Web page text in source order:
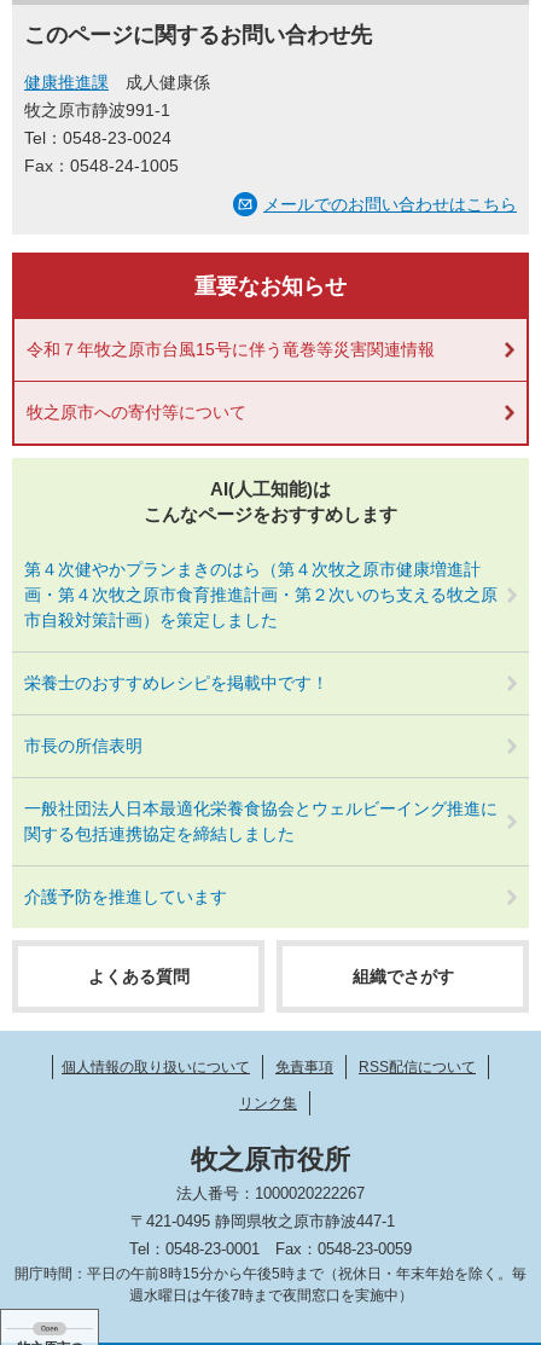
このページに関するお問い合わせ先
健康推進課
成人健康係
牧之原市静波991-1
Tel：0548-23-0024
Fax：0548-24-1005
メールでのお問い合わせはこちら
重要なお知らせ
令和７年牧之原市台風15号に伴う竜巻等災害関連情報
牧之原市への寄付等について
AI(人工知能)は
こんなページをおすすめします
第４次健やかプランまきのはら（第４次牧之原市健康増進計
画・第４次牧之原市食育推進計画・第２次いのち支える牧之原
市自殺対策計画）を策定しました
栄養士のおすすめレシピを掲載中です！
市長の所信表明
一般社団法人日本最適化栄養食協会とウェルビーイング推進に
関する包括連携協定を締結しました
介護予防を推進しています
よくある質問 組織でさがす
個人情報の取り扱いについて 免責事項 RSS配信について
リンク集
牧之原市役所
法人番号：1000020222267
〒421-0495 静岡県牧之原市静波447-1
Tel：0548-23-0001
Fax：0548-23-0059
開庁時間：平日の午前8時15分から午後5時まで（祝休日・年末年始を除く。毎
週水曜日は午後7時まで夜間窓口を実施中）